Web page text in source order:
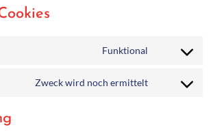
Funktional
Consent
service
Zweck wird noch ermittelt
Consent